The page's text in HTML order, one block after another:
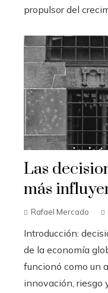
propulsor del
Las
más
Rafael Mercado
Introducción:
de la economía
funcionó como un
innovación, riesgo